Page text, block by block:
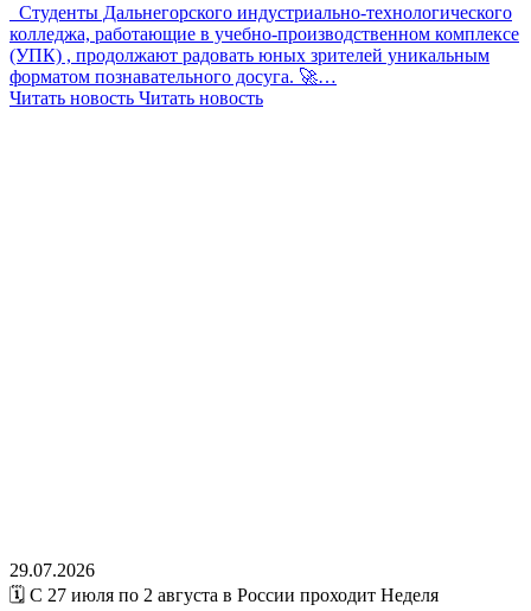
Студенты Дальнегорского индустриально-технологического
колледжа, работающие в учебно-производственном комплексе
(УПК) , продолжают радовать юных зрителей уникальным
форматом познавательного досуга. 🚀…
Читать новость Читать новость
29.07.2026
🗓️ С 27 июля по 2 августа в России проходит Неделя